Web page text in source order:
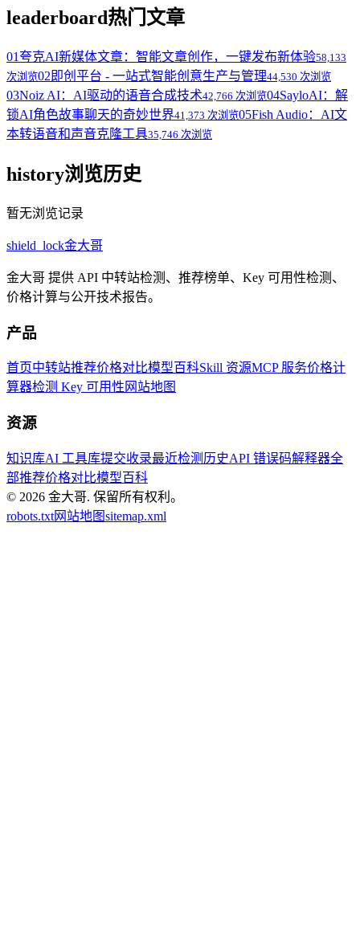
leaderboard热门文章
01夸克AI新媒体文章：智能文章创作，一键发布新体验58,133
次浏览02 即创平台 - 一站式智能创意生产与管理44,530 次浏览
03Noiz AI：AI驱动的语音合成技术42,766 次浏览04SayloAI：解
锁AI角色故事聊天的奇妙世界41,373 次浏览05Fish Audio：AI文
本转语音和声音克隆工具35,746 次浏览
history浏览历史
暂无浏览记录
shield_lock金大哥
金大哥 提供 API 中转站检测、推荐榜单、Key 可用性检测、
价格计算与公开技术报告。
产品
首页中转站推荐价格对比模型百科Skill 资源MCP 服务价格计
算器检测 Key 可用性 网站地图
资源
知识库AI 工具库提交收录最近检测历史API 错误码解释器全
部推荐价格对比模型百科
© 2026 金大哥. 保留所有权利。
robots.txt网站地图sitemap.xml